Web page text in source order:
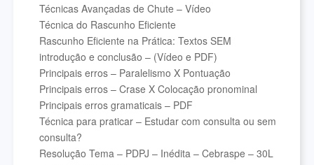
Técnicas Avançadas de Chute – Vídeo
Técnica do Rascunho Eficiente
Rascunho Eficiente na Prática: Textos SEM
introdução e conclusão – (Vídeo e PDF)
Principais erros – Paralelismo X Pontuação
Principais erros – Crase X Colocação pronominal
Principais erros gramaticais – PDF
Técnica para praticar – Estudar com consulta ou sem
consulta?
Resolução Tema – PDPJ – Inédita – Cebraspe – 30L